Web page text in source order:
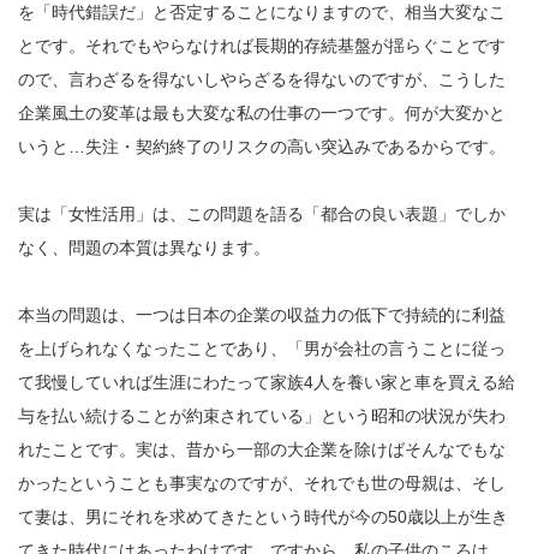
を「時代錯誤だ」と否定することになりますので、相当大変なこ
とです。それでもやらなければ長期的存続基盤が揺らぐことです
ので、言わざるを得ないしやらざるを得ないのですが、こうした
企業風土の変革は最も大変な私の仕事の一つです。何が大変かと
いうと…失注・契約終了のリスクの高い突込みであるからです。
実は「女性活用」は、この問題を語る「都合の良い表題」でしか
なく、問題の本質は異なります。
本当の問題は、一つは日本の企業の収益力の低下で持続的に利益
を上げられなくなったことであり、「男が会社の言うことに従っ
て我慢していれば生涯にわたって家族4人を養い家と車を買える給
与を払い続けることが約束されている」という昭和の状況が失わ
れたことです。実は、昔から一部の大企業を除けばそんなでもな
かったということも事実なのですが、それでも世の母親は、そし
て妻は、男にそれを求めてきたという時代が今の50歳以上が生き
てきた時代にはあったわけです。ですから、私の子供のころは、